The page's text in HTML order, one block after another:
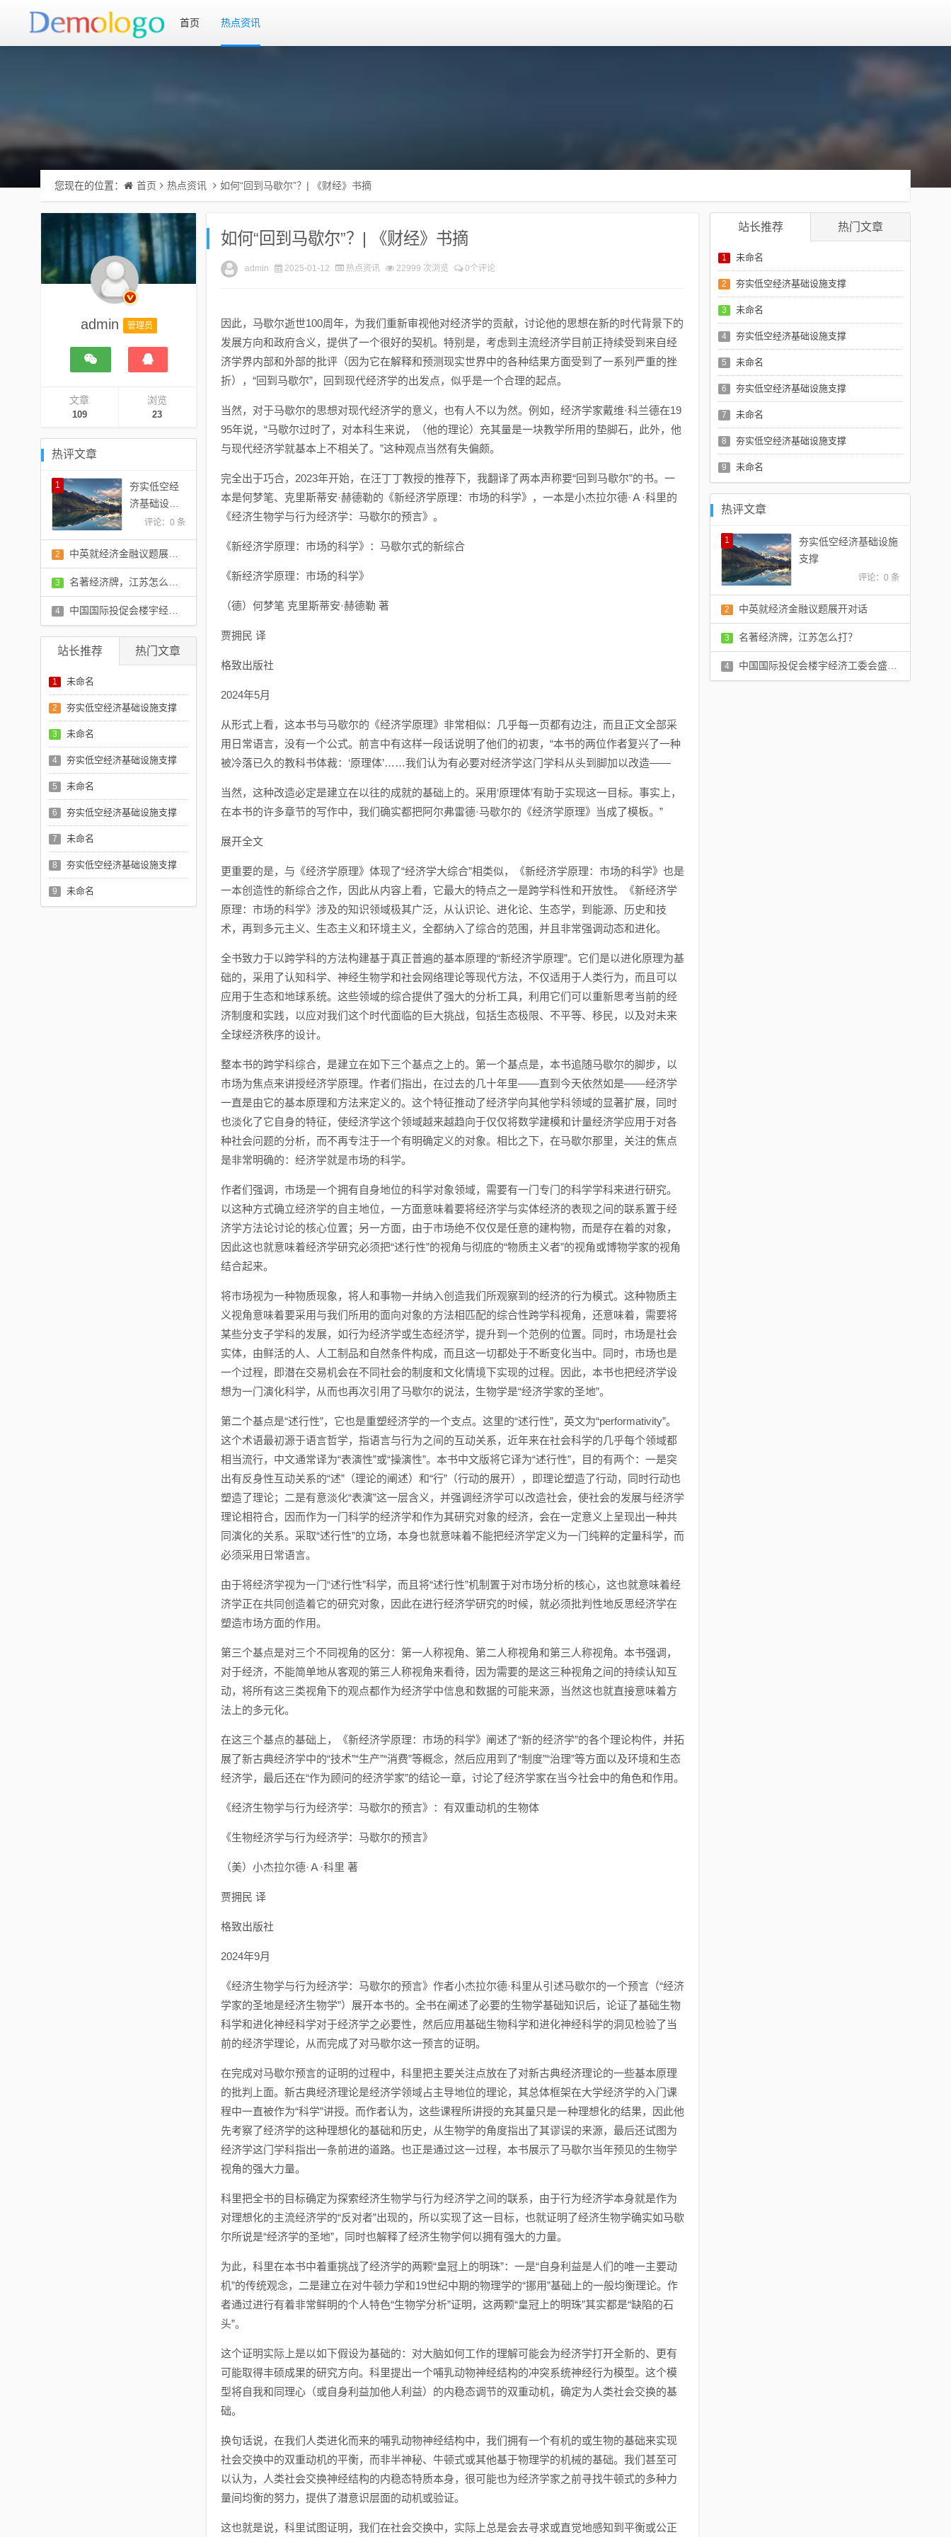
首页 热点资讯
您现在的位置： 首页 热点资讯 如何“回到马歇尔”？| 《财经》书摘
admin 管理员
文章
109
浏览
23
热评文章
1
夯实低空经
济基础设施
支撑评论：0 条
2 中英就经济金融议题展开对话
评论：0 条
3 名著经济牌，江苏怎么打？
评论：0 条
4 中国国际投促会楼宇经济工委会盛大成立，点燃楼宇经济发展新引擎
站长推荐 热门文章
1 未命名
2 夯实低空经济基础设施支撑
3 未命名
4 夯实低空经济基础设施支撑
5 未命名
6 夯实低空经济基础设施支撑
7 未命名
8 夯实低空经济基础设施支撑
9 未命名
如何“回到马歇尔”？| 《财经》书摘
admin 2025-01-12 热点资讯 22999 次浏览 0个评论
因此，马歇尔逝世100周年，为我们重新审视他对经济学的贡献，讨论他的思想在新的时代背景下的
发展方向和政府含义，提供了一个很好的契机。特别是，考虑到主流经济学目前正持续受到来自经
济学界内部和外部的批评（因为它在解释和预测现实世界中的各种结果方面受到了一系列严重的挫
折），“回到马歇尔”，回到现代经济学的出发点，似乎是一个合理的起点。
当然，对于马歇尔的思想对现代经济学的意义，也有人不以为然。例如，经济学家戴维·科兰德在19
95年说，“马歇尔过时了，对本科生来说，（他的理论）充其量是一块教学所用的垫脚石，此外，他
与现代经济学就基本上不相关了。”这种观点当然有失偏颇。
完全出于巧合，2023年开始，在汪丁丁教授的推荐下，我翻译了两本声称要“回到马歇尔”的书。一
本是何梦笔、克里斯蒂安·赫德勒的《新经济学原理：市场的科学》，一本是小杰拉尔德·Ａ·科里的
《经济生物学与行为经济学：马歇尔的预言》。
《新经济学原理：市场的科学》：马歇尔式的新综合
《新经济学原理：市场的科学》
（德）何梦笔 克里斯蒂安·赫德勒 著
贾拥民 译
格致出版社
2024年5月
从形式上看，这本书与马歇尔的《经济学原理》非常相似：几乎每一页都有边注，而且正文全部采
用日常语言，没有一个公式。前言中有这样一段话说明了他们的初衷，“本书的两位作者复兴了一种
被冷落已久的教科书体裁：‘原理体’……我们认为有必要对经济学这门学科从头到脚加以改造——
当然，这种改造必定是建立在以往的成就的基础上的。采用‘原理体’有助于实现这一目标。事实上，
在本书的许多章节的写作中，我们确实都把阿尔弗雷德·马歇尔的《经济学原理》当成了模板。”
展开全文
更重要的是，与《经济学原理》体现了“经济学大综合”相类似，《新经济学原理：市场的科学》也是
一本创造性的新综合之作，因此从内容上看，它最大的特点之一是跨学科性和开放性。《新经济学
原理：市场的科学》涉及的知识领域极其广泛，从认识论、进化论、生态学，到能源、历史和技
术，再到多元主义、生态主义和环境主义，全都纳入了综合的范围，并且非常强调动态和进化。
全书致力于以跨学科的方法构建基于真正普遍的基本原理的“新经济学原理”。它们是以进化原理为基
础的，采用了认知科学、神经生物学和社会网络理论等现代方法，不仅适用于人类行为，而且可以
应用于生态和地球系统。这些领域的综合提供了强大的分析工具，利用它们可以重新思考当前的经
济制度和实践，以应对我们这个时代面临的巨大挑战，包括生态极限、不平等、移民，以及对未来
全球经济秩序的设计。
整本书的跨学科综合，是建立在如下三个基点之上的。第一个基点是，本书追随马歇尔的脚步，以
市场为焦点来讲授经济学原理。作者们指出，在过去的几十年里——直到今天依然如是——经济学
一直是由它的基本原理和方法来定义的。这个特征推动了经济学向其他学科领域的显著扩展，同时
也淡化了它自身的特征，使经济学这个领域越来越趋向于仅仅将数学建模和计量经济学应用于对各
种社会问题的分析，而不再专注于一个有明确定义的对象。相比之下，在马歇尔那里，关注的焦点
是非常明确的：经济学就是市场的科学。
作者们强调，市场是一个拥有自身地位的科学对象领域，需要有一门专门的科学学科来进行研究。
以这种方式确立经济学的自主地位，一方面意味着要将经济学与实体经济的表现之间的联系置于经
济学方法论讨论的核心位置；另一方面，由于市场绝不仅仅是任意的建构物，而是存在着的对象，
因此这也就意味着经济学研究必须把“述行性”的视角与彻底的“物质主义者”的视角或博物学家的视角
结合起来。
将市场视为一种物质现象，将人和事物一并纳入创造我们所观察到的经济的行为模式。这种物质主
义视角意味着要采用与我们所用的面向对象的方法相匹配的综合性跨学科视角，还意味着，需要将
某些分支子学科的发展，如行为经济学或生态经济学，提升到一个范例的位置。同时，市场是社会
实体，由鲜活的人、人工制品和自然条件构成，而且这一切都处于不断变化当中。同时，市场也是
一个过程，即潜在交易机会在不同社会的制度和文化情境下实现的过程。因此，本书也把经济学设
想为一门演化科学，从而也再次引用了马歇尔的说法，生物学是“经济学家的圣地”。
第二个基点是“述行性”，它也是重塑经济学的一个支点。这里的“述行性”，英文为“performativity”。
这个术语最初源于语言哲学，指语言与行为之间的互动关系，近年来在社会科学的几乎每个领域都
相当流行，中文通常译为“表演性”或“操演性”。本书中文版将它译为“述行性”，目的有两个：一是突
出有反身性互动关系的“述”（理论的阐述）和“行”（行动的展开），即理论塑造了行动，同时行动也
塑造了理论；二是有意淡化“表演”这一层含义，并强调经济学可以改造社会，使社会的发展与经济学
理论相符合，因而作为一门科学的经济学和作为其研究对象的经济，会在一定意义上呈现出一种共
同演化的关系。采取“述行性”的立场，本身也就意味着不能把经济学定义为一门纯粹的定量科学，而
必须采用日常语言。
由于将经济学视为一门“述行性”科学，而且将“述行性”机制置于对市场分析的核心，这也就意味着经
济学正在共同创造着它的研究对象，因此在进行经济学研究的时候，就必须批判性地反思经济学在
塑造市场方面的作用。
第三个基点是对三个不同视角的区分：第一人称视角、第二人称视角和第三人称视角。本书强调，
对于经济，不能简单地从客观的第三人称视角来看待，因为需要的是这三种视角之间的持续认知互
动，将所有这三类视角下的观点都作为经济学中信息和数据的可能来源，当然这也就直接意味着方
法上的多元化。
在这三个基点的基础上，《新经济学原理：市场的科学》阐述了“新的经济学”的各个理论构件，并拓
展了新古典经济学中的“技术”“生产”“消费”等概念，然后应用到了“制度”“治理”等方面以及环境和生态
经济学，最后还在“作为顾问的经济学家”的结论一章，讨论了经济学家在当今社会中的角色和作用。
《经济生物学与行为经济学：马歇尔的预言》：有双重动机的生物体
《生物经济学与行为经济学：马歇尔的预言》
（美）小杰拉尔德·Ａ·科里 著
贾拥民 译
格致出版社
2024年9月
《经济生物学与行为经济学：马歇尔的预言》作者小杰拉尔德·科里从引述马歇尔的一个预言（“经济
学家的圣地是经济生物学”）展开本书的。全书在阐述了必要的生物学基础知识后，论证了基础生物
科学和进化神经科学对于经济学之必要性，然后应用基础生物科学和进化神经科学的洞见检验了当
前的经济学理论，从而完成了对马歇尔这一预言的证明。
在完成对马歇尔预言的证明的过程中，科里把主要关注点放在了对新古典经济理论的一些基本原理
的批判上面。新古典经济理论是经济学领域占主导地位的理论，其总体框架在大学经济学的入门课
程中一直被作为“科学”讲授。而作者认为，这些课程所讲授的充其量只是一种理想化的结果，因此他
先考察了经济学的这种理想化的基础和历史，从生物学的角度指出了其谬误的来源，最后还试图为
经济学这门学科指出一条前进的道路。也正是通过这一过程，本书展示了马歇尔当年预见的生物学
视角的强大力量。
科里把全书的目标确定为探索经济生物学与行为经济学之间的联系，由于行为经济学本身就是作为
对理想化的主流经济学的“反对者”出现的，所以实现了这一目标，也就证明了经济生物学确实如马歇
尔所说是“经济学的圣地”，同时也解释了经济生物学何以拥有强大的力量。
为此，科里在本书中着重挑战了经济学的两颗“皇冠上的明珠”：一是“自身利益是人们的唯一主要动
机”的传统观念，二是建立在对牛顿力学和19世纪中期的物理学的“挪用”基础上的一般均衡理论。作
者通过进行有着非常鲜明的个人特色“生物学分析”证明，这两颗“皇冠上的明珠”其实都是“缺陷的石
头”。
这个证明实际上是以如下假设为基础的：对大脑如何工作的理解可能会为经济学打开全新的、更有
可能取得丰硕成果的研究方向。科里提出一个哺乳动物神经结构的冲突系统神经行为模型。这个模
型将自我和同理心（或自身利益加他人利益）的内稳态调节的双重动机，确定为人类社会交换的基
础。
换句话说，在我们人类进化而来的哺乳动物神经结构中，我们拥有一个有机的或生物的基础来实现
社会交换中的双重动机的平衡，而非半神秘、牛顿式或其他基于物理学的机械的基础。我们甚至可
以认为，人类社会交换神经结构的内稳态特质本身，很可能也为经济学家之前寻找牛顿式的多种力
量间均衡的努力，提供了潜意识层面的动机或验证。
这也就是说，科里试图证明，我们在社会交换中，实际上总是会去寻求或直觉地感知到平衡或公正
站长推荐 热门文章
1 未命名
2 夯实低空经济基础设施支撑
3 未命名
4 夯实低空经济基础设施支撑
5 未命名
6 夯实低空经济基础设施支撑
7 未命名
8 夯实低空经济基础设施支撑
9 未命名
热评文章
1
夯实低空经济基础设施
支撑
评论：0 条
2 中英就经济金融议题展开对话
3 名著经济牌，江苏怎么打？
评论：0 条
4 中国国际投促会楼宇经济工委会盛大成立，点燃楼宇经济发展新引擎